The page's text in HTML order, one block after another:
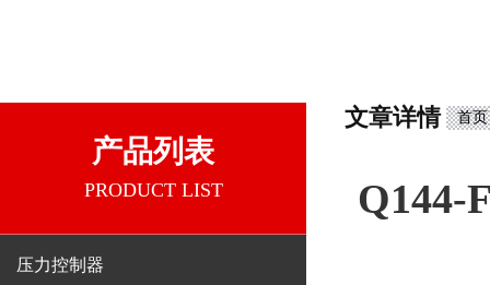
产品列表
PRODUCT LIST
压力控制器
文章详情 首页
Q144-